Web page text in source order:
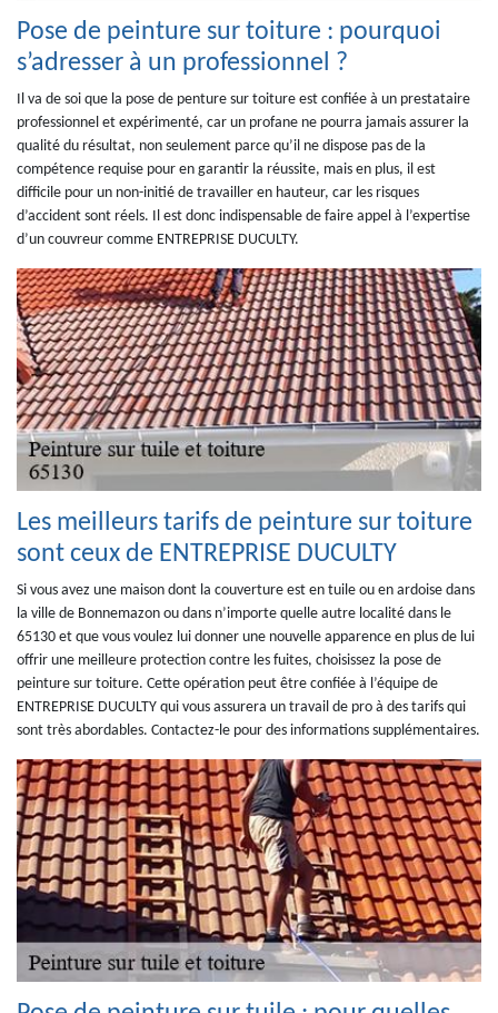
Pose de peinture sur toiture : pourquoi
s’adresser à un professionnel ?
Il va de soi que la pose de penture sur toiture est confiée à un prestataire
professionnel et expérimenté, car un profane ne pourra jamais assurer la
qualité du résultat, non seulement parce qu’il ne dispose pas de la
compétence requise pour en garantir la réussite, mais en plus, il est
difficile pour un non-initié de travailler en hauteur, car les risques
d’accident sont réels. Il est donc indispensable de faire appel à l’expertise
d’un couvreur comme ENTREPRISE DUCULTY.
Les meilleurs tarifs de peinture sur toiture
sont ceux de ENTREPRISE DUCULTY
Si vous avez une maison dont la couverture est en tuile ou en ardoise dans
la ville de Bonnemazon ou dans n’importe quelle autre localité dans le
65130 et que vous voulez lui donner une nouvelle apparence en plus de lui
offrir une meilleure protection contre les fuites, choisissez la pose de
peinture sur toiture. Cette opération peut être confiée à l’équipe de
ENTREPRISE DUCULTY qui vous assurera un travail de pro à des tarifs qui
sont très abordables. Contactez-le pour des informations supplémentaires.